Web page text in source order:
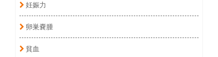
妊娠力
卵巣嚢腫
貧血